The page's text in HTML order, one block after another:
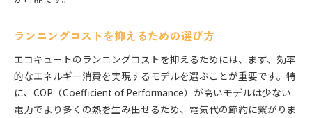
ランニングコストを抑えるための選び方
エコキュートのランニングコストを抑えるためには、まず、効率
的なエネルギー消費を実現するモデルを選ぶことが重要です。特
に、COP（Coefficient of Performance）が高いモデルは少ない
電力でより多くの熱を生み出せるため、電気代の節約に繋がりま